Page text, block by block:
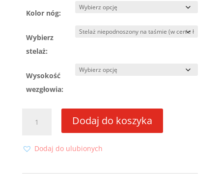
Kolor nóg:
Wybierz
stelaż:
Wysokość
wezgłowia:
Łóżko
180x200
Dodaj do koszyka
Dodaj do ulubionych